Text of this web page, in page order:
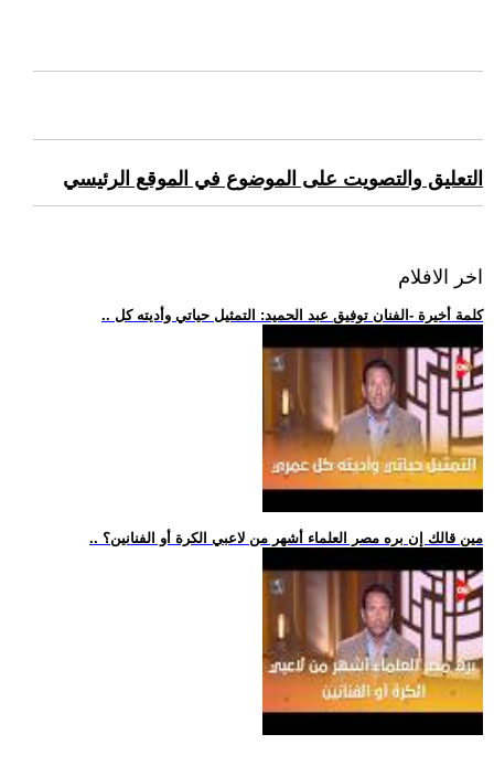
التعليق والتصويت على الموضوع في الموقع الرئيسي
اخر الافلام
.. كلمة أخيرة -الفنان توفيق عبد الحميد: التمثيل حياتي وأديته كل
.. مين قالك إن بره مصر العلماء أشهر من لاعبي الكرة أو الفنانين؟